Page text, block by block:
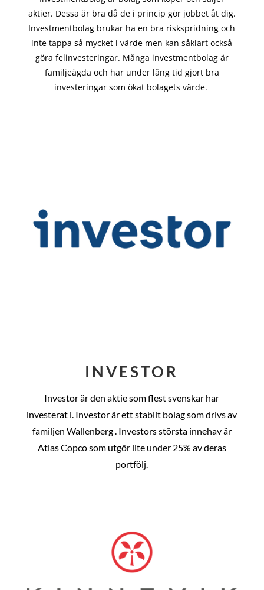
aktier. Dessa är bra då de i princip görjobbet åt dig.
Investmentbolag brukar ha en bra riskspridning och
inte tappa så mycket i värde men kan såklart också
göra felinvesteringar. Många investmentbolag är
familjeägda och har under lång tid gjort bra
investeringar som ökat bolagets värde.
INVESTOR
Investor är den aktie som flest svenskar har
investerat i. Investor är ett stabilt bolag som drivs av
familjen Wallenberg . Investors största innehav är
Atlas Copco som utgör lite under 25% av deras
portfölj.